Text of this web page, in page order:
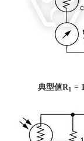
典型值R1 =